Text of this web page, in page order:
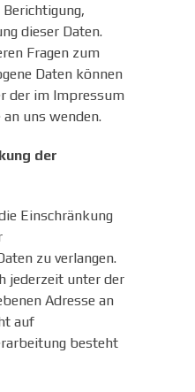
dieser Daten.
Fragen zum
Daten können
der im Impressum
an uns wenden.
der
Einschränkung
zu verlangen.
jederzeit unter der
Adresse an
auf
besteht